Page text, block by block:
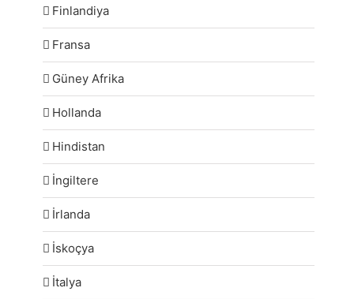
Finlandiya
Fransa
Güney Afrika
Hollanda
Hindistan
İngiltere
İrlanda
İskoçya
İtalya